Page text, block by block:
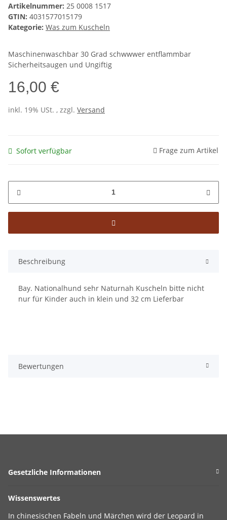
Artikelnummer: 25 0008 1517
GTIN: 4031577015179
Kategorie: Was zum Kuscheln
Maschinenwaschbar 30 Grad schwwwer entflammbar
Sicherheitsaugen und Ungiftig
16,00 €
inkl. 19% USt. , zzgl. Versand
Sofort verfügbar Frage zum Artikel
Beschreibung
Bay. Nationalhund sehr Naturnah Kuscheln bitte nicht
nur für Kinder auch in klein und 32 cm Lieferbar
Bewertungen
Gesetzliche Informationen
Wissenswertes
In chinesischen Fabeln und Märchen wird der Leopard in